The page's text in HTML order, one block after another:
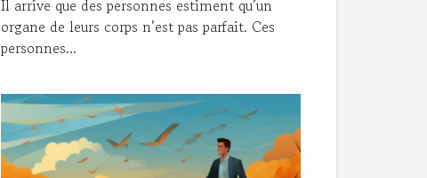
Il arrive que des personnes estiment qu’un
organe de leurs corps n’est pas parfait. Ces
personnes...